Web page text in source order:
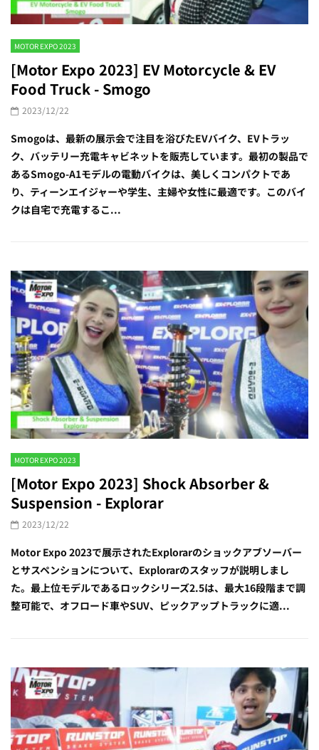
MOTOR EXPO 2023
[Motor Expo 2023] EV Motorcycle & EV
Food Truck - Smogo
2023/12/22
Smogoは、最新の展示会で注目を浴びたEVバイク、EVトラッ
ク、バッテリー充電キャビネットを販売しています。最初の製品で
あるSmogo-A1モデルの電動バイクは、美しくコンパクトであ
り、ティーンエイジャーや学生、主婦や女性に最適です。このバイ
クは自宅で充電するこ...
MOTOR EXPO 2023
[Motor Expo 2023] Shock Absorber &
Suspension - Explorar
2023/12/22
Motor Expo 2023で展示されたExplorarのショックアブソーバー
とサスペンションについて、Explorarのスタッフが説明しまし
た。最上位モデルであるロックシリーズ2.5は、最大16段階まで調
整可能で、オフロード車やSUV、ピックアップトラックに適...